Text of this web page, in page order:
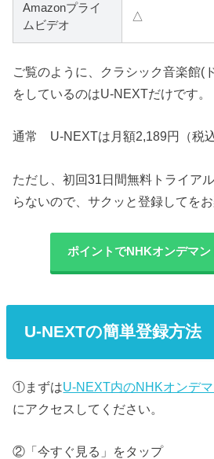
Amazonプライ
ムビデオ
△
ご覧のように、クラシック音楽館(
をしているのはU-NEXTだけです。
通常 U-NEXTは月額2,189円（税込
ただし、初回31日間無料トライア
らないので、サクッと登録してをお
ポイントでNHKオンデマン
U-NEXTの簡単登録方法
①まずはU-NEXT内のNHKオンデ
にアクセスしてください。
②「今すぐ見る」をタップ